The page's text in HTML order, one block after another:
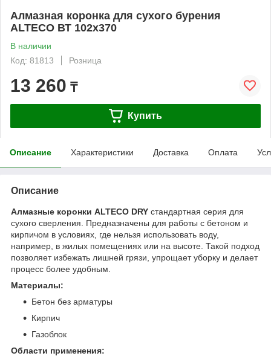
Алмазная коронка для сухого бурения
ALTECO ВТ 102х370
В наличии
Код: 81813
Розница
13 260 ₸
Купить
Описание Характеристики Доставка Оплата
Описание
Алмазные коронки ALTECO DRY стандартная серия для
сухого сверления. Предназначены для работы с бетоном и
кирпичом в условиях, где нельзя использовать воду,
например, в жилых помещениях или на высоте. Такой подход
позволяет избежать лишней грязи, упрощает уборку и делает
процесс более удобным.
Материалы:
Бетон без арматуры
Кирпич
Газоблок
Области применения: